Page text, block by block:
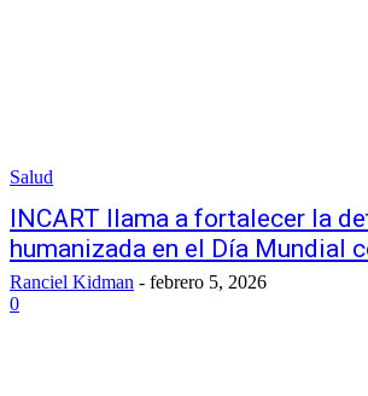
Salud
INCART llama a fortalecer la
humanizada en el Día Mundial
Ranciel Kidman - febrero 5, 2026
0